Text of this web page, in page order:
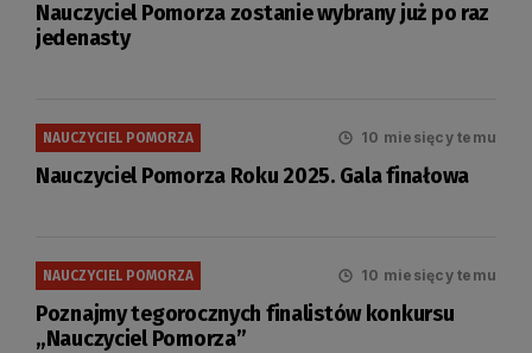
Nauczyciel Pomorza zostanie wybrany już po raz
jedenasty
NAUCZYCIEL POMORZA 10 miesięcy temu
Nauczyciel Pomorza Roku 2025. Gala finałowa
NAUCZYCIEL POMORZA 10 miesięcy temu
Poznajmy tegorocznych finalistów konkursu
„Nauczyciel Pomorza”